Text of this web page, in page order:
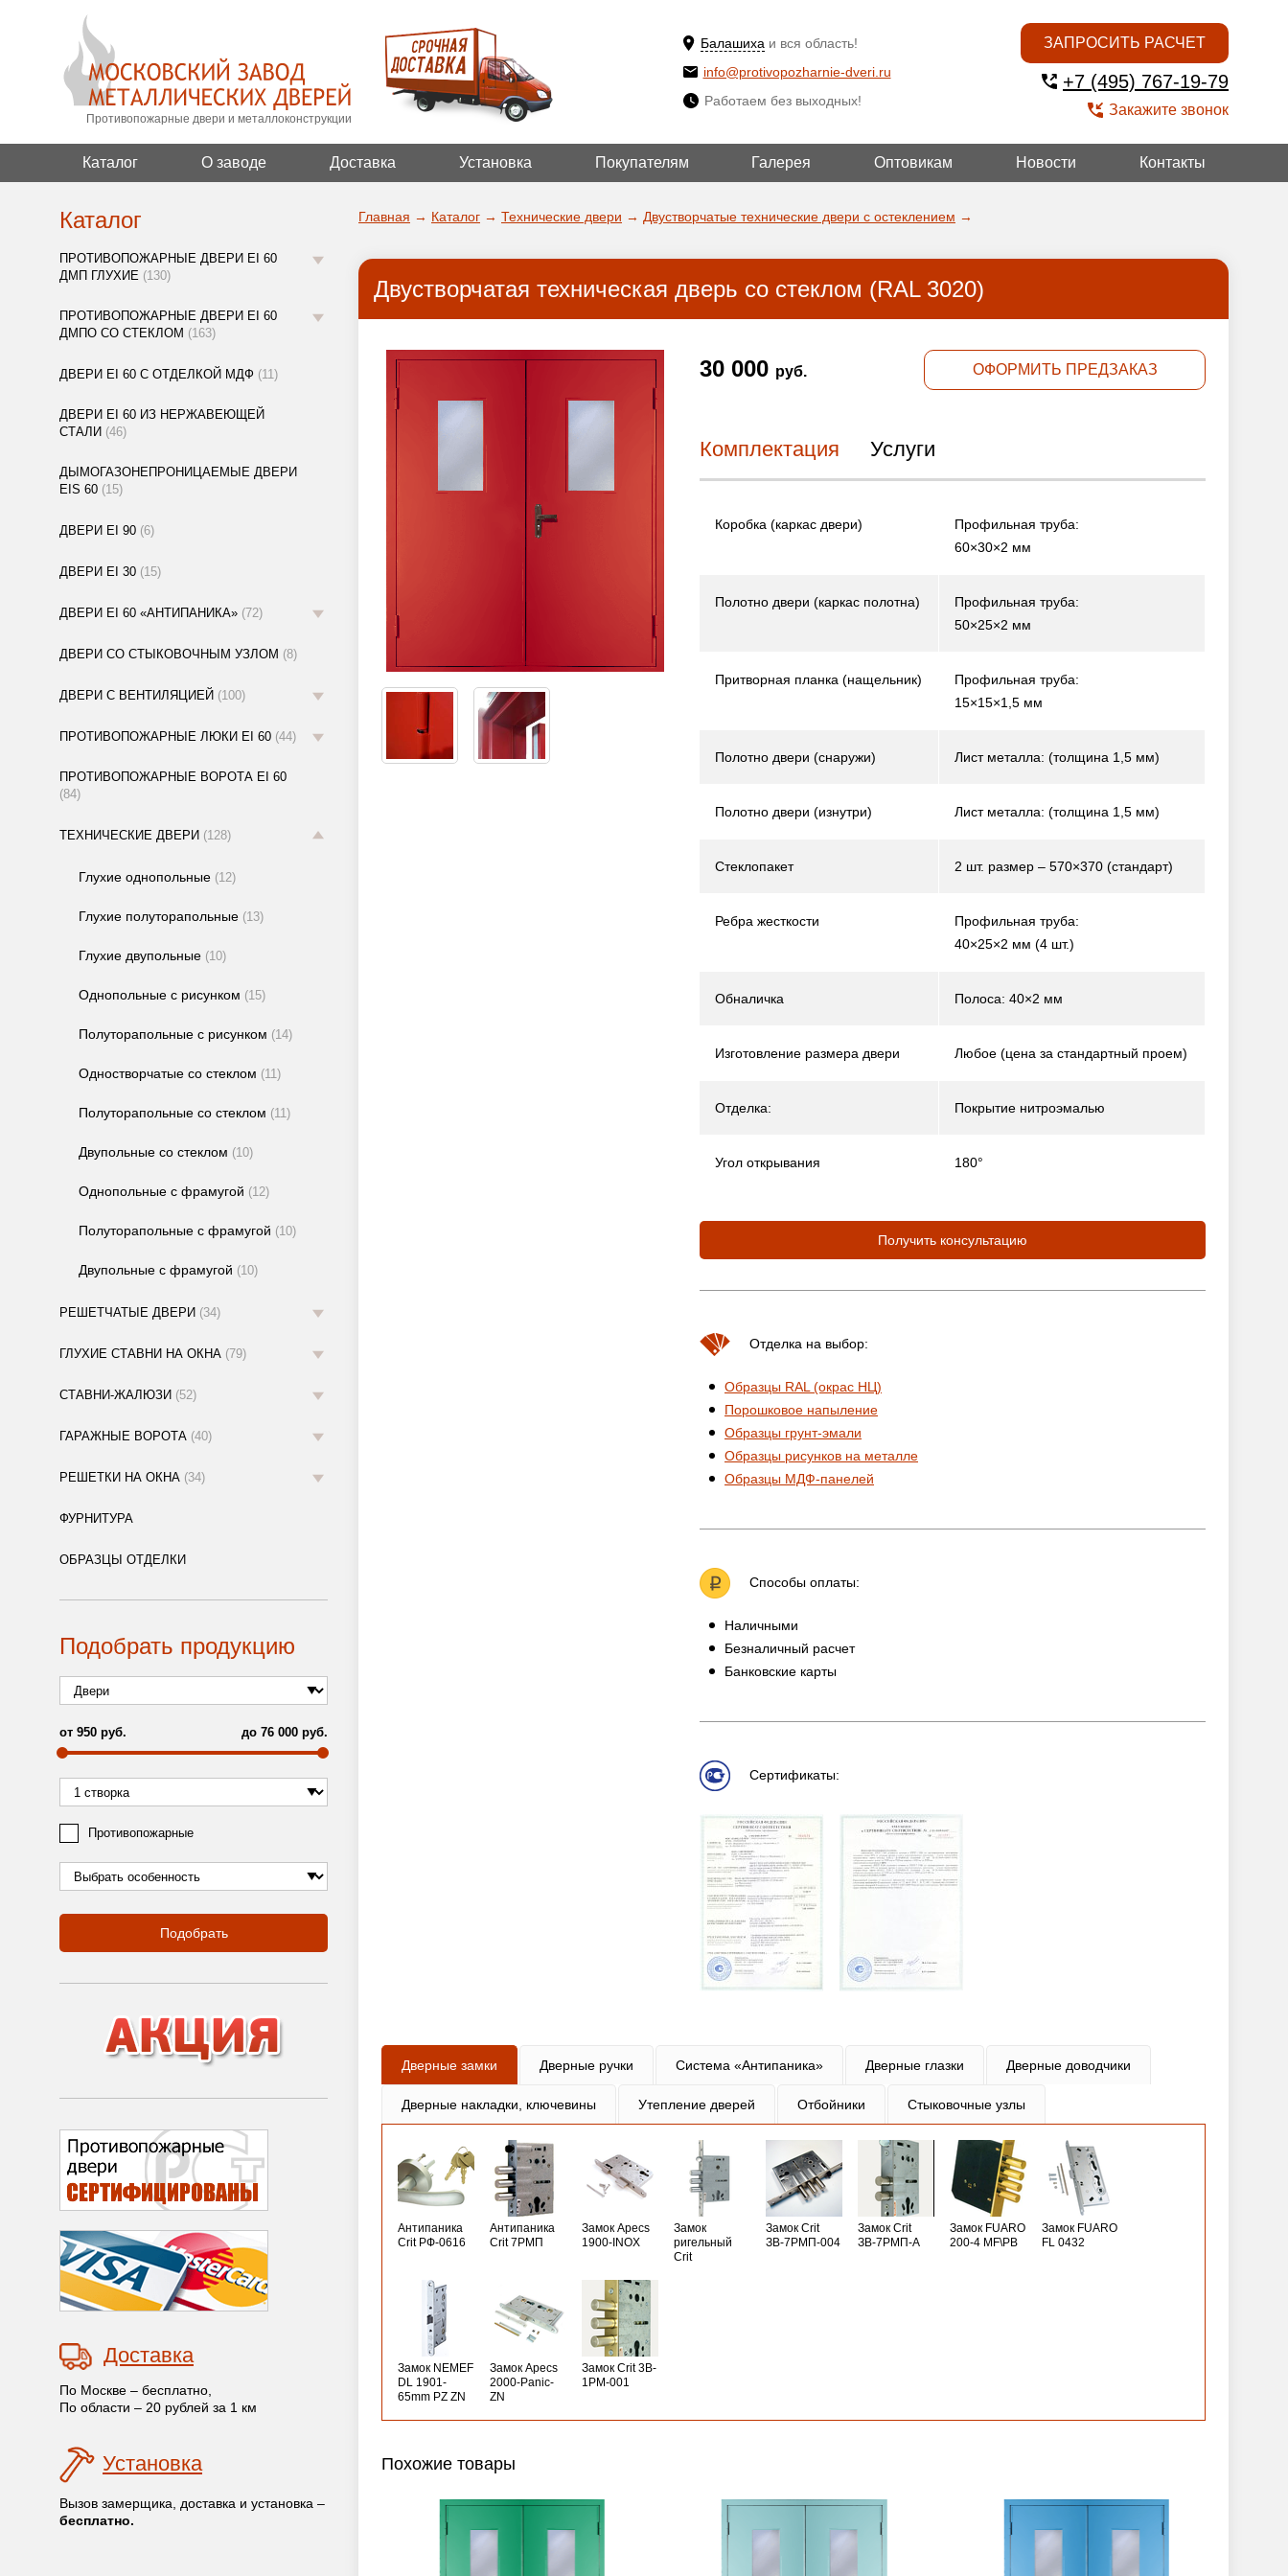
Противопожарные двери и металлоконструкции
Балашиха и вся область!
ДА!
ВЫБРАТЬ ДРУГОЙ
info@protivopozharnie-dveri.ru
Работаем без выходных!
ЗАПРОСИТЬ РАСЧЕТ
+7 (495) 767-19-79
Закажите звонок
Каталог О заводе Доставка Установка Покупателям Галерея Оптовикам Новости Контакты
Каталог
ПРОТИВОПОЖАРНЫЕ ДВЕРИ EI 60
ДМП ГЛУХИЕ (130)
ПРОТИВОПОЖАРНЫЕ ДВЕРИ EI 60
ДМПО СО СТЕКЛОМ (163)
ДВЕРИ EI 60 С ОТДЕЛКОЙ МДФ (11)
ДВЕРИ EI 60 ИЗ НЕРЖАВЕЮЩЕЙ
СТАЛИ (46)
ДЫМОГАЗОНЕПРОНИЦАЕМЫЕ ДВЕРИ
EIS 60 (15)
ДВЕРИ EI 90 (6)
ДВЕРИ EI 30 (15)
ДВЕРИ EI 60 «АНТИПАНИКА» (72)
ДВЕРИ СО СТЫКОВОЧНЫМ УЗЛОМ (8)
ДВЕРИ С ВЕНТИЛЯЦИЕЙ (100)
ПРОТИВОПОЖАРНЫЕ ЛЮКИ EI 60 (44)
ПРОТИВОПОЖАРНЫЕ ВОРОТА EI 60
(84)
ТЕХНИЧЕСКИЕ ДВЕРИ (128)
Глухие однопольные (12)
Глухие полуторапольные (13)
Глухие двупольные (10)
Однопольные с рисунком (15)
Полуторапольные с рисунком (14)
Одностворчатые со стеклом (11)
Полуторапольные со стеклом (11)
Двупольные со стеклом (10)
Однопольные с фрамугой (12)
Полуторапольные с фрамугой (10)
Двупольные с фрамугой (10)
РЕШЕТЧАТЫЕ ДВЕРИ (34)
ГЛУХИЕ СТАВНИ НА ОКНА (79)
СТАВНИ-ЖАЛЮЗИ (52)
ГАРАЖНЫЕ ВОРОТА (40)
РЕШЕТКИ НА ОКНА (34)
ФУРНИТУРА
ОБРАЗЦЫ ОТДЕЛКИ
Подобрать продукцию
от 950 руб. до 76 000 руб.
Противопожарные
Подобрать
Доставка
По Москве – бесплатно,
По области – 20 рублей за 1 км
Установка
Вызов замерщика, доставка и установка –
бесплатно.
Главная → Каталог → Технические двери → Двустворчатые технические двери с остеклением →
Двустворчатая техническая дверь со стеклом (RAL 3020)
30 000 руб. ОФОРМИТЬ ПРЕДЗАКАЗ
Комплектация Услуги
Коробка (каркас двери)
Профильная труба:
60×30×2 мм
Полотно двери (каркас полотна)
Профильная труба:
50×25×2 мм
Притворная планка (нащельник)
Профильная труба:
15×15×1,5 мм
Полотно двери (снаружи) Лист металла: (толщина 1,5 мм)
Полотно двери (изнутри) Лист металла: (толщина 1,5 мм)
Стеклопакет 2 шт. размер – 570×370 (стандарт)
Ребра жесткости
Профильная труба:
40×25×2 мм (4 шт.)
Обналичка Полоса: 40×2 мм
Изготовление размера двери Любое (цена за стандартный проем)
Отделка: Покрытие нитроэмалью
Угол открывания 180°
Получить консультацию
Отделка на выбор:
Образцы RAL (окрас НЦ)
Порошковое напыление
Образцы грунт-эмали
Образцы рисунков на металле
Образцы МДФ-панелей
Способы оплаты:
Наличными
Безналичный расчет
Банковские карты
Сертификаты:
Дверные замки Дверные ручки Система «Антипаника» Дверные глазки Дверные доводчики
Дверные накладки, ключевины Утепление дверей Отбойники Стыковочные узлы
Антипаника
Crit РФ-0616
Антипаника
Crit 7РМП
Замок Apecs
1900-INOX
Замок
ригельный
Crit
Замок Crit
ЗВ-7РМП-004
Замок Crit
ЗВ-7РМП-А
Замок FUARO
200-4 MF\РВ
Замок FUARO
FL 0432
Замок NEMEF
DL 1901-
65mm PZ ZN
Замок Apecs
2000-Panic-
ZN
Замок Crit 3B-
1PM-001
Похожие товары